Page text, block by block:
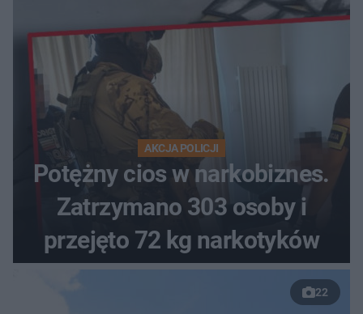
AKCJA POLICJI
Potężny cios w narkobiznes.
Zatrzymano 303 osoby i
przejęto 72 kg narkotyków
22